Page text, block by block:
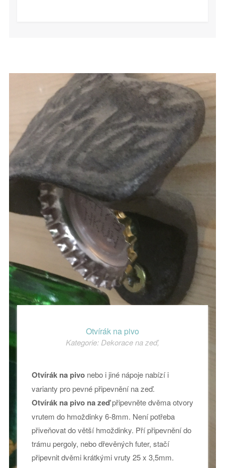
Otvírák na pivo
Kategorie: Dekorace na zeď,
Otvírák na pivonebo i jiné nápoje nabízí i
varianty pro pevné připevnění na zeď.
Otvírák na pivo na zeďpřipevněte dvěma otvory
vrutem do hmoždinky 6-8mm. Není potřeba
přiveňovat do větší hmoždinky. Pří připevnění do
trámu pergoly, nebo dřevěných futer, stačí
připevnit dvěmi krátkými vruty 25 x 3,5mm.